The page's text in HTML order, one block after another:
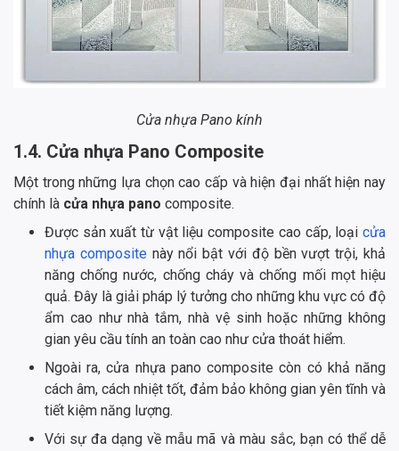
Cửa nhựa Pano kính
1.4. Cửa nhựa Pano Composite
Một trong những lựa chọn cao cấp và hiện đại nhất hiện nay
chính là cửa nhựa pano composite.
Được sản xuất từ vật liệu composite cao cấp, loại cửa
nhựa compositenày nổi bật với độ bền vượt trội, khả
năng chống nước, chống cháy và chống mối mọt hiệu
quả. Đây là giải pháp lý tưởng cho những khu vực có độ
ẩm cao như nhà tắm, nhà vệ sinh hoặc những không
gian yêu cầu tính an toàn cao như cửa thoát hiểm.
Ngoài ra, cửa nhựa pano composite còn có khả năng
cách âm, cách nhiệt tốt, đảm bảo không gian yên tĩnh và
tiết kiệm năng lượng.
Với sự đa dạng về mẫu mã và màu sắc, bạn có thể dễ